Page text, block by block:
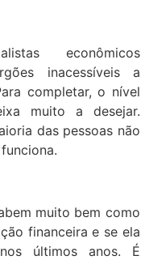
econômicos
inacessíveis a
completar, o nível
muito a desejar.
das pessoas não
muito bem como
financeira e se ela
últimos anos. É